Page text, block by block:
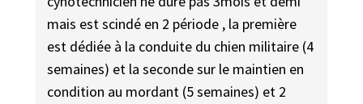
mais est scindé en 2 période , la première
est dédiée à la conduite du chien militaire (4
semaines) et la seconde sur le maintien en
condition au mordant (5 semaines) et 2